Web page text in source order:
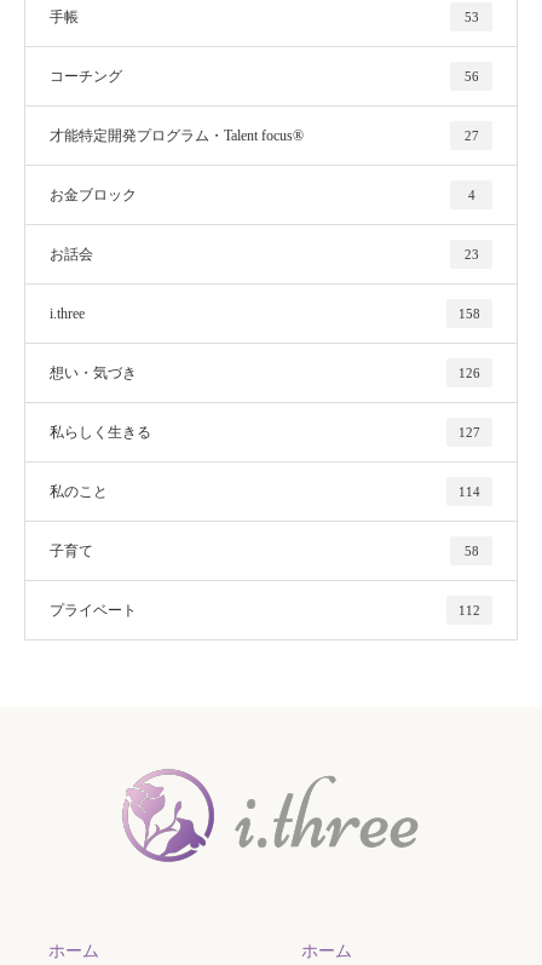
手帳 53
コーチング 56
才能特定開発プログラム・Talent focus® 27
お金ブロック 4
お話会 23
i.three 158
想い・気づき 126
私らしく生きる 127
私のこと 114
子育て 58
プライベート 112
ホーム ホーム